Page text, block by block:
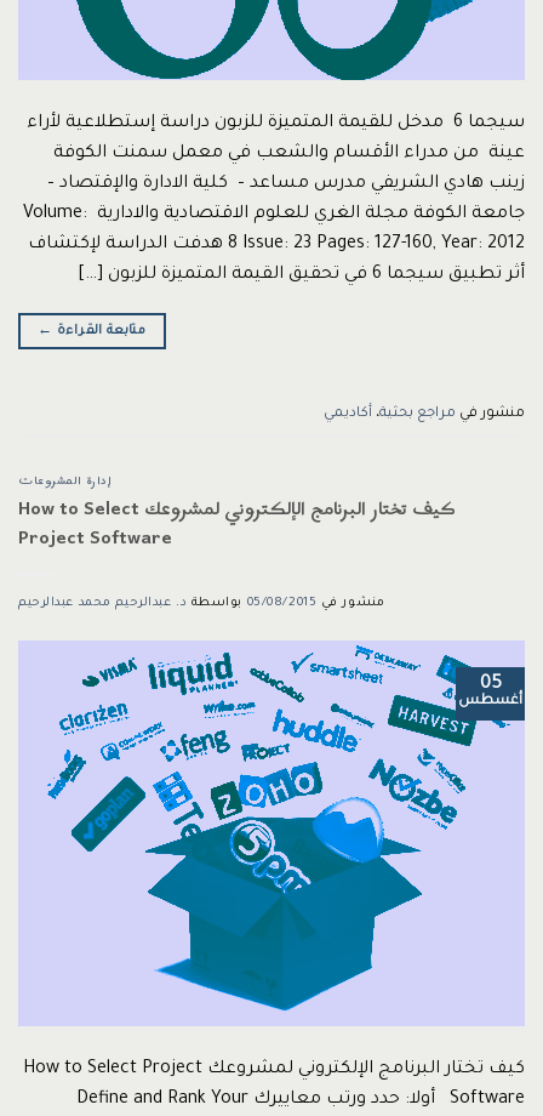
سيجما 6 مدخل للقيمة المتميزة للزبون دراسة إستطلاعية لأراء
عينة من مدراء الأقسام والشعب في معمل سمنت الكوفة
زينب هادي الشريفي مدرس مساعد – كلية الادارة والإقتصاد –
جامعة الكوفة مجلة الغري للعلوم الاقتصادية والادارية Volume:
8 Issue: 23 Pages: 127-160, Year: 2012 هدفت الدراسة لإكتشاف
أثر تطبيق سيجما 6 في تحقيق القيمة المتميزة للزبون […]
متابعة القراءة ←
منشور في مراجع بحثية، أكاديمي
إدارة المشروعات
كيف تختار البرنامج الإلكتروني لمشروعك How to Select
Project Software
منشور في 05/08/2015 بواسطة د. عبدالرحيم محمد عبدالرحيم
05
أغسطس
كيف تختار البرنامج الإلكتروني لمشروعك How to Select Project
Software أولا: حدد ورتب معاييرك Define and Rank Your